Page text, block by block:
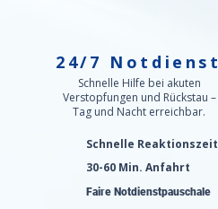
24/7 Notdienst
Schnelle Hilfe bei akuten
Verstopfungen und Rückstau –
Tag und Nacht erreichbar.
Schnelle Reaktionszeit
30-60 Min. Anfahrt
Faire Notdienstpauschale